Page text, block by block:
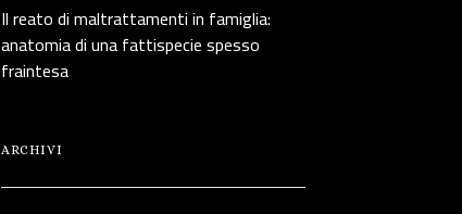
Il reato di maltrattamenti in famiglia:
anatomia di una fattispecie spesso
fraintesa
ARCHIVI